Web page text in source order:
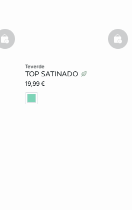
basketfull
teverde
TOP SATINADO
19,99 €